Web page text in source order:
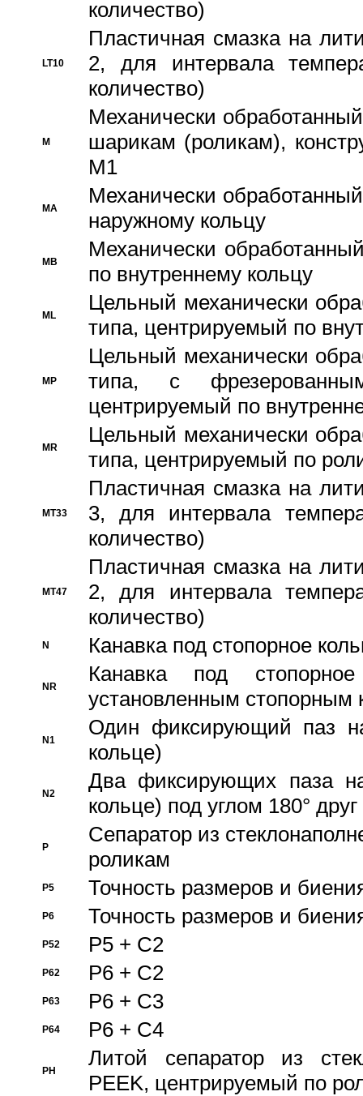
количество)
LT10
Пластичная смазка на
2, для интервала
количество)
M
Механически
шарикам (роликам),
M1
MA
Механически
наружному кольцу
MB
Механически
по внутреннему кольцу
ML
Цельный механически
типа, центрируемый по
MP
Цельный механически
типа, с
центрируемый по
MR
Цельный механически
типа, центрируемый по
MT33
Пластичная смазка на
3, для интервала
количество)
MT47
Пластичная смазка на
2, для интервала
количество)
N Канавка под стопорное
NR
Канавка под
установленным стопорным
N1
Один фиксирующий паз
кольце)
N2
Два фиксирующих паза
кольце) под углом 180° друг
P
Cепаратор из
роликам
P5 Точность размеров и
P6 Точность размеров и
P52 P5 + C2
P62 P6 + C2
P63 P6 + C3
P64 P6 + C4
PH
Литой сепаратор из
PEEK, центрируемый по